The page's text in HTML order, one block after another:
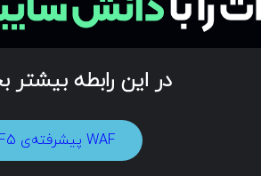
در این رابطه بیشتر
WAF پیشرفته‌ی F5